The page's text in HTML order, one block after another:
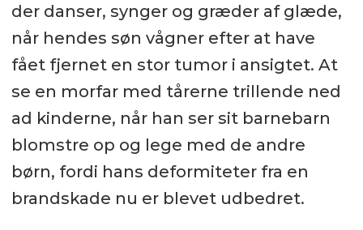
der danser, synger og græder af glæde,
når hendes søn vågner efter at have
fået fjernet en stor tumor i ansigtet. At
se en morfar med tårerne trillende ned
ad kinderne, når han ser sit barnebarn
blomstre op og lege med de andre
børn, fordi hans deformiteter fra en
brandskade nu er blevet udbedret.